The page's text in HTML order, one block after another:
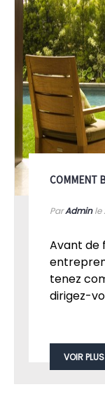
COMMENT
ParAdminle
Avant de
tenez
dirigez-
VOIR PLUS